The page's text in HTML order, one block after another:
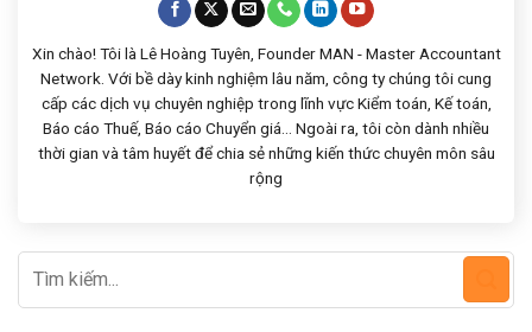
Xin chào! Tôi là Lê Hoàng Tuyên, Founder MAN - Master Accountant
Network. Với bề dày kinh nghiệm lâu năm, công ty chúng tôi cung
cấp các dịch vụ chuyên nghiệp trong lĩnh vực Kiểm toán, Kế toán,
Báo cáo Thuế, Báo cáo Chuyển giá... Ngoài ra, tôi còn dành nhiều
thời gian và tâm huyết để chia sẻ những kiến thức chuyên môn sâu
rộng